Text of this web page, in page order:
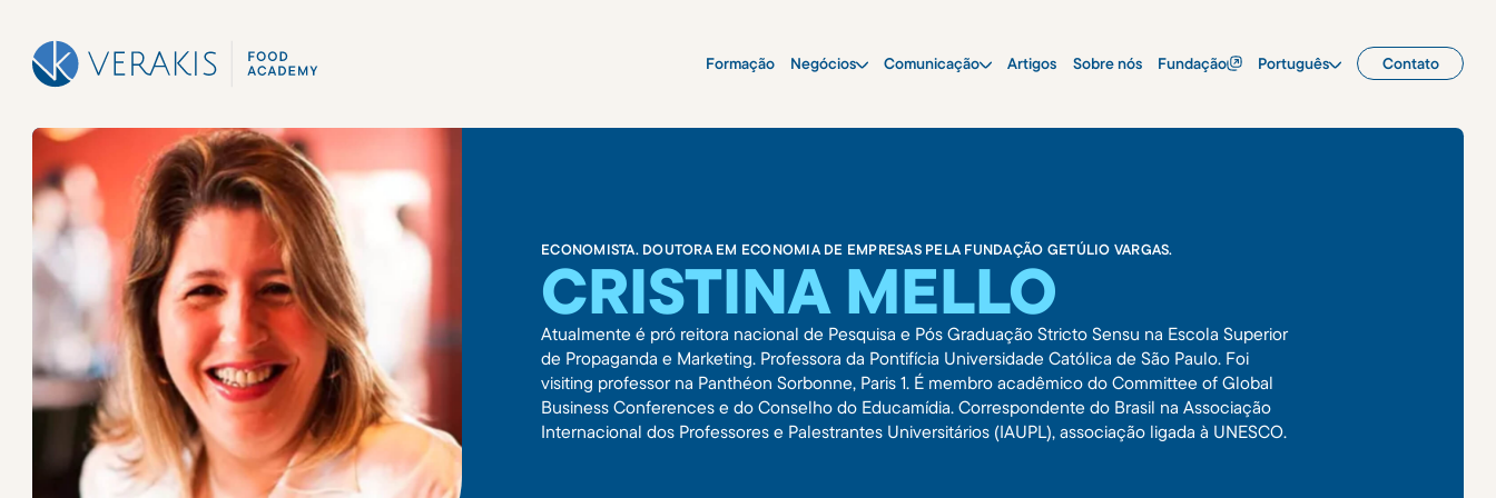
Formação Negócios Comunicação Artigos Sobre nós Fundação Português Contato
ECONOMISTA. DOUTORA EM ECONOMIA DE EMPRESAS PELA FUNDAÇÃO GETÚLIO VARGAS.
CRISTINA MELLO
Atualmente é pró reitora nacional de Pesquisa e Pós Graduação Stricto Sensu na Escola Superior
de Propaganda e Marketing. Professora da Pontifícia Universidade Católica de São Paulo. Foi
visiting professor na Panthéon Sorbonne, Paris 1. É membro acadêmico do Committee of Global
Business Conferences e do Conselho do Educamídia. Correspondente do Brasil na Associação
Internacional dos Professores e Palestrantes Universitários (IAUPL), associação ligada à UNESCO.